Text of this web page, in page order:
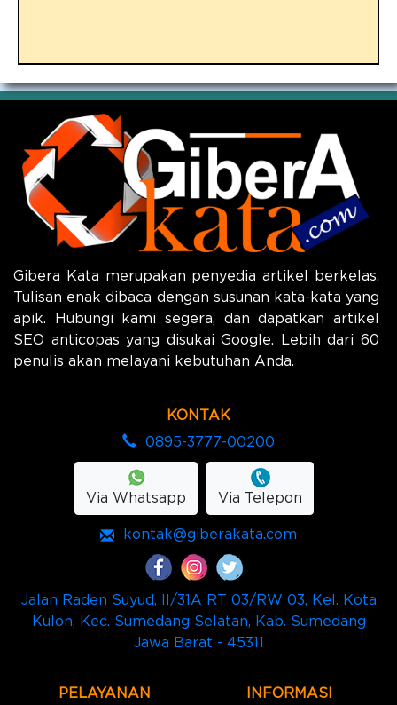
Gibera Kata merupakan penyedia artikel berkelas.
Tulisan enak dibaca dengan susunan kata-kata yang
apik. Hubungi kami segera, dan dapatkan artikel
SEO anticopas yang disukai Google. Lebih dari 60
penulis akan melayani kebutuhan Anda.
KONTAK
0895-3777-00200
Via Whatsapp Via Telepon
kontak@giberakata.com
Jalan Raden Suyud, II/31A RT 03/RW 03, Kel. Kota
Kulon, Kec. Sumedang Selatan, Kab. Sumedang
Jawa Barat - 45311
PELAYANAN INFORMASI